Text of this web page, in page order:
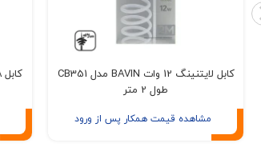
کابل لایتنینگ 12 وات BAVIN مدل CB351
طول 2 متر
مشاهده قیمت همکار پس از ورود
کابل 5A لایتنینگ ULTRASUR مدل C15i